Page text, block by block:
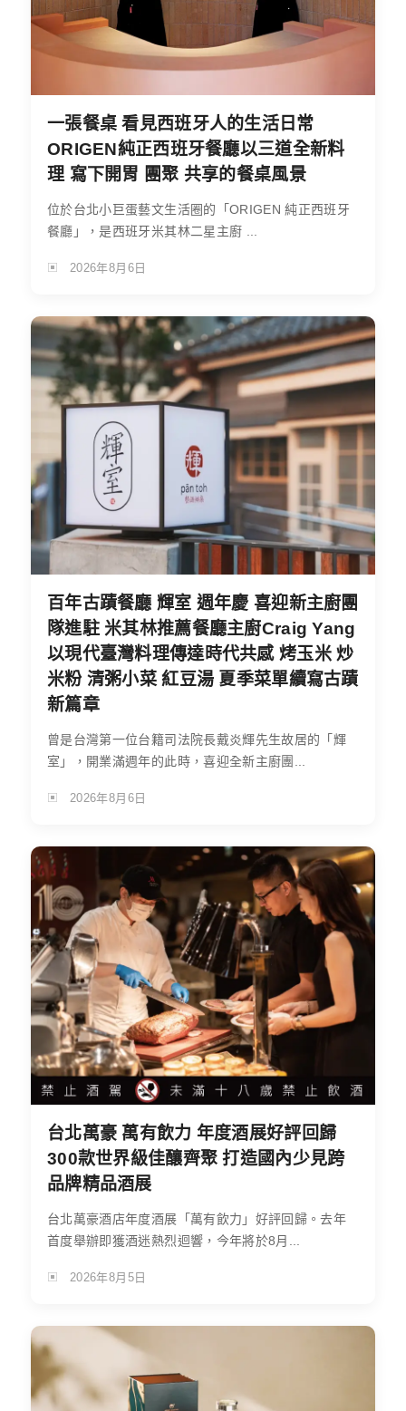
一張餐桌 看見西班牙人的生活日常
ORIGEN純正西班牙餐廳以三道全新料
理 寫下開胃 團聚 共享的餐桌風景
位於台北小巨蛋藝文生活圈的「ORIGEN 純正西班牙
餐廳」，是西班牙米其林二星主廚 ...
2026年8月6日
百年古蹟餐廳 輝室 週年慶 喜迎新主廚團
隊進駐 米其林推薦餐廳主廚Craig Yang
以現代臺灣料理傳達時代共感 烤玉米 炒
米粉 清粥小菜 紅豆湯 夏季菜單續寫古蹟
新篇章
曾是台灣第一位台籍司法院長戴炎輝先生故居的「輝
室」，開業滿週年的此時，喜迎全新主廚團...
2026年8月6日
台北萬豪 萬有飲力 年度酒展好評回歸
300款世界級佳釀齊聚 打造國內少見跨
品牌精品酒展
台北萬豪酒店年度酒展「萬有飲力」好評回歸。去年
首度舉辦即獲酒迷熱烈迴響，今年將於8月...
2026年8月5日